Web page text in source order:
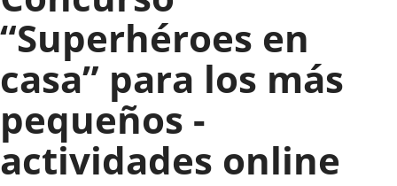
“Superhéroes en
casa” para los más
pequeños -
actividades online